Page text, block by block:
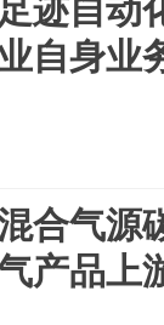
迹自动
自身业
合气源
产品上